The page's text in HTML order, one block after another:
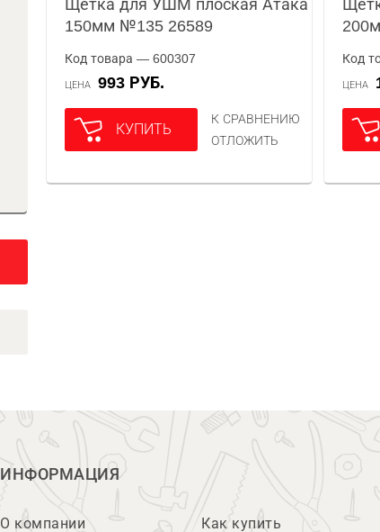
Щетка для УШМ плоская Атака
150мм №135 26589
Код товара — 600307
ЦЕНА 993 РУБ.
КУПИТЬ
К СРАВНЕНИЮ
ОТЛОЖИТЬ
Код
ЦЕНА
ИНФОРМАЦИЯ
О компании
Как купить